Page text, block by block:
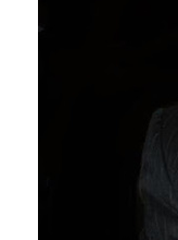
ΕΠΙΣΚΕΠΤΗΣ